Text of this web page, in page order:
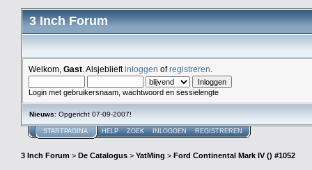
3 Inch Forum
Welkom, Gast . Alsjeblieftinloggen ofregistreren
Login met gebruikersnaam, wachtwoord en sessielengte
Nieuws: Opgericht 07-09-2007!
STARTPAGINA HELP ZOEK INLOGGEN REGISTREREN
3 Inch Forum > De Catalogus > YatMing > Ford Continental Mark IV () #1052